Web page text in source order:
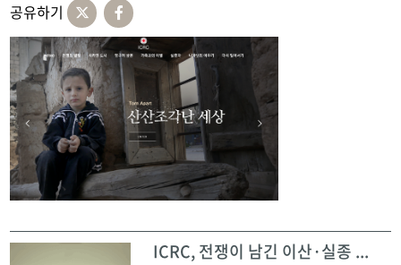
공유하기
ICRC, 전쟁이 남긴 이산·실종 ...